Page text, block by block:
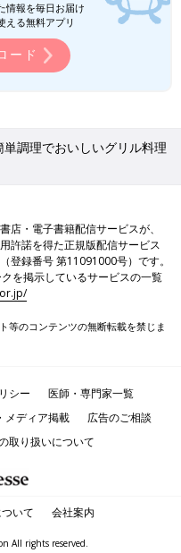
情報を毎日お届け
える無料アプリ
ード
単調理でおいしいグリル料理
店・電子書籍配信サービスが、
許諾を得た正規版配信サービス
登録番号 第11091000号）です。
を掲示しているサービスの一覧
等のコンテンツの無断転載を禁じま
シー
医師・専門家一覧
メディア掲載
広告のご相談
取り扱いについて
いて 会社案内
All rights reserved.